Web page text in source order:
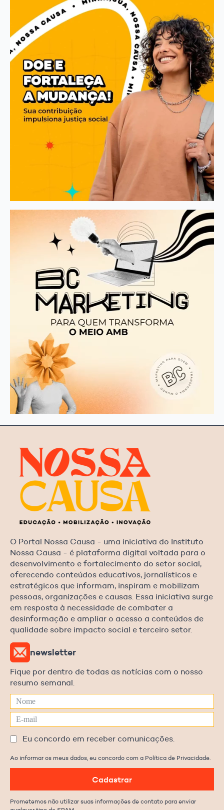
O Portal Nossa Causa - uma iniciativa do Instituto
Nossa Causa - é plataforma digital voltada para o
desenvolvimento e fortalecimento do setor social,
oferecendo conteúdos educativos, jornalísticos e
estratégicos que informam, inspiram e mobilizam
pessoas, organizações e causas. Essa iniciativa surge
em resposta à necessidade de combater a
desinformação e ampliar o acesso a conteúdos de
qualidade sobre impacto social e terceiro setor.
newsletter
Fique por dentro de todas as notícias com o nosso
resumo semanal.
Eu concordo em receber comunicações.
Ao informar os meus dados, eu concordo com a Política de Privacidade.
Cadastrar
Prometemos não utilizar suas informações de contato para enviar